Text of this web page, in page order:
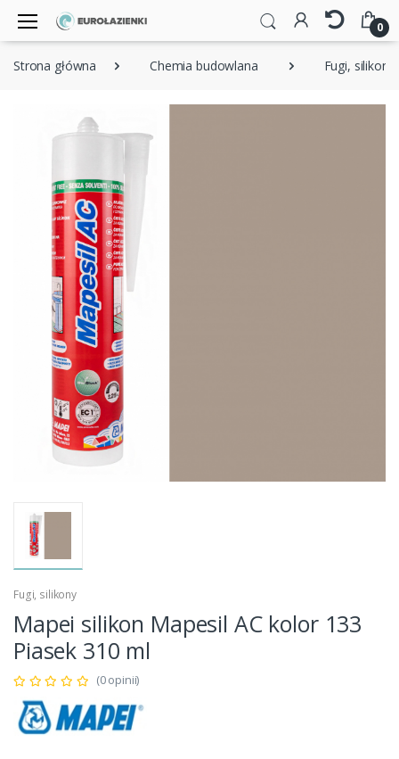
0
Strona główna Chemia budowlana Fugi, silikony
Fugi, silikony
Mapei silikon Mapesil AC kolor 133
Piasek 310 ml
(0 opinii)